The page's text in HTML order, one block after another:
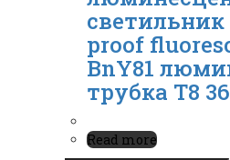
proof
BnY81
трубка T8
Read more